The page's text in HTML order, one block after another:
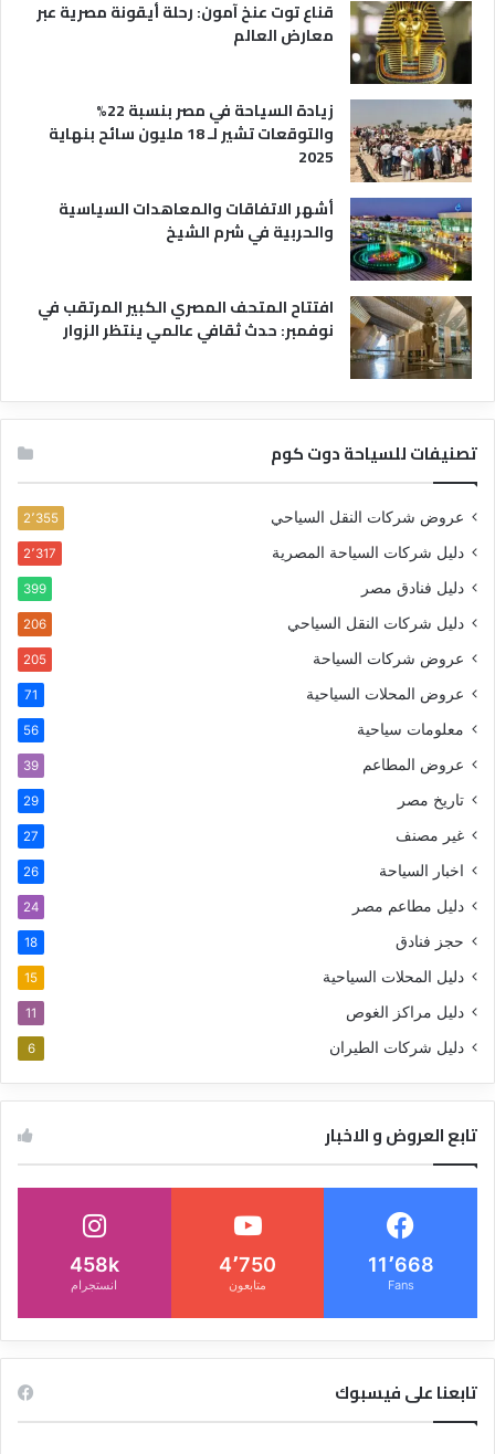
قناع توت عنخ آمون: رحلة أيقونة مصرية عبر
معارض العالم
زيادة السياحة في مصر بنسبة 22%
والتوقعات تشير لـ 18 مليون سائح بنهاية
2025
أشهر الاتفاقات والمعاهدات السياسية
والحربية في شرم الشيخ
افتتاح المتحف المصري الكبير المرتقب في
نوفمبر: حدث ثقافي عالمي ينتظر الزوار
تصنيفات للسياحة دوت كوم
عروض شركات النقل السياحي 2٬355
دليل شركات السياحة المصرية 2٬317
دليل فنادق مصر 399
دليل شركات النقل السياحي 206
عروض شركات السياحة 205
عروض المحلات السياحية 71
معلومات سياحية 56
عروض المطاعم 39
تاريخ مصر 29
غير مصنف 27
اخبار السياحة 26
دليل مطاعم مصر 24
حجز فنادق 18
دليل المحلات السياحية 15
دليل مراكز الغوص 11
دليل شركات الطيران 6
تابع العروض و الاخبار
11٬668
Fans
4٬750
متابعون
458k
انستجرام
تابعنا على فيسبوك